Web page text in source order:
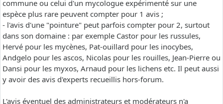
commune ou celui d'un mycologue expérimenté sur une
espèce plus rare peuvent compter pour 1 avis ;
- l'avis d'une "pointure" peut parfois compter pour 2, surtout
dans son domaine : par exemple Castor pour les russules,
Hervé pour les mycènes, Pat-ouillard pour les inocybes,
Andgelo pour les ascos, Nicolas pour les rouilles, Jean-Pierre ou
Dansi pour les myxos, Arnaud pour les lichens etc. Il peut aussi
y avoir des avis d'experts recueillis hors-forum.
L'avis éventuel des administrateurs et modérateurs n'a